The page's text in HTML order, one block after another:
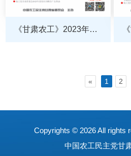
《甘肃农工》2023年第3
« 1 2
Copyrights © 2026 All rights
中国农工民主党甘